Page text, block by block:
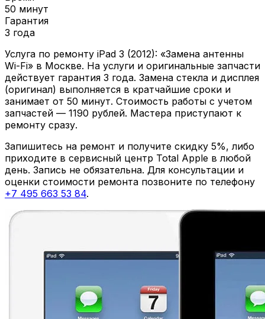
50 минут
Гарантия
3 года
Услуга по ремонту iPad 3 (2012): «Замена антенны
Wi-Fi» в Москве. На услуги и оригинальные запчасти
действует гарантия 3 года. Замена стекла и дисплея
(оригинал) выполняется в кратчайшие сроки и
занимает от 50 минут. Стоимость работы с учетом
запчастей — 1190 рублей. Мастера приступают к
ремонту сразу.
Запишитесь на ремонт и получите скидку 5%, либо
приходите в сервисный центр Total Apple в любой
день. Запись не обязательна. Для консультации и
оценки стоимости ремонта позвоните по телефону
+7 495 663 53 84.